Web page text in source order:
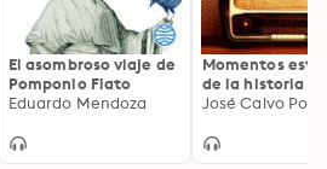
tan interesante, extravagante
vida. Y que Dios, o quien
El asombroso viaje de
Pomponio Flato
Eduardo Mendoza
Momentos
de la historia de
España
José Calvo